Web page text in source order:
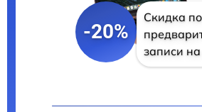
-20%
Скидка по
записи на